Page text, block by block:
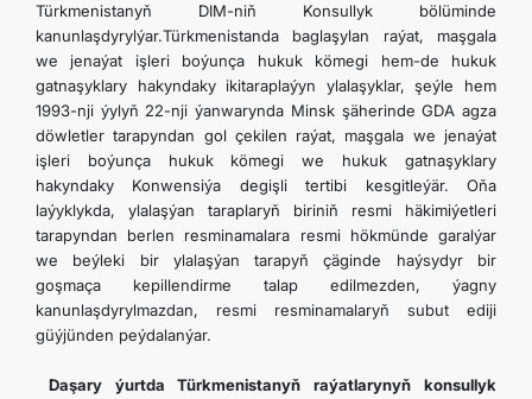
Türkmenistanyň DIM-niň Konsullyk bölüminde
kanunlaşdyrylýar.Türkmenistanda baglaşylan raýat, maşgala
we jenaýat işleri boýunça hukuk kömegi hem-de hukuk
gatnaşyklary hakyndaky ikitaraplaýyn ylalaşyklar, şeýle hem
1993-nji ýylyň 22-nji ýanwarynda Minsk şäherinde GDA agza
döwletler tarapyndan gol çekilen raýat, maşgala we jenaýat
işleri boýunça hukuk kömegi we hukuk gatnaşyklary
hakyndaky Konwensiýa degişli tertibi kesgitleýär. Oňa
laýyklykda, ylalaşýan taraplaryň biriniň resmi häkimiýetleri
tarapyndan berlen resminamalara resmi hökmünde garalýar
we beýleki bir ylalaşýan tarapyň çäginde haýsydyr bir
goşmaça kepillendirme talap edilmezden, ýagny
kanunlaşdyrylmazdan, resmi resminamalaryň subut ediji
güýjünden peýdalanýar.
Daşary ýurtda Türkmenistanyň raýatlarynyň konsullyk